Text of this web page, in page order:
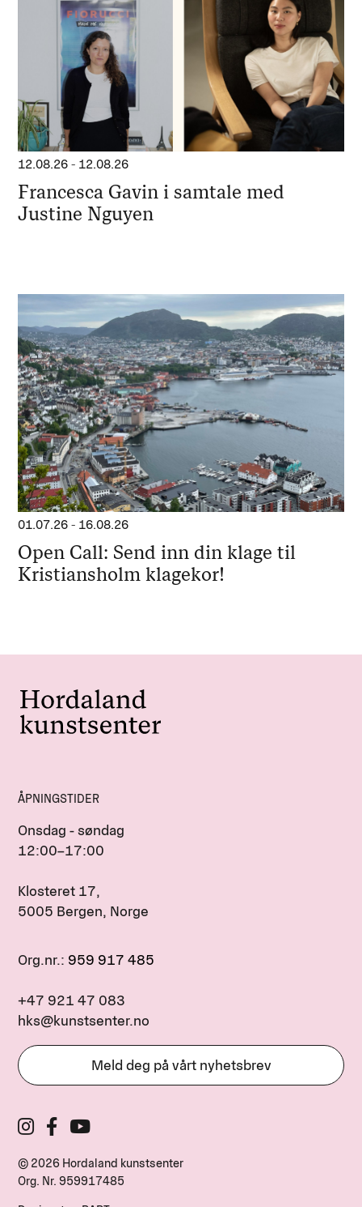
12.08.26 - 12.08.26
Francesca Gavin i samtale med
Justine Nguyen
01.07.26 - 16.08.26
Open Call: Send inn din klage til
Kristiansholm klagekor!
ÅPNINGSTIDER
Onsdag - søndag
12:00–17:00
Klosteret 17,
5005 Bergen, Norge
Org.nr.: 959 917 485
+47 921 47 083
hks@kunstsenter.no
Meld deg på vårt nyhetsbrev
© 2026 Hordaland kunstsenter
Org. Nr. 959917485